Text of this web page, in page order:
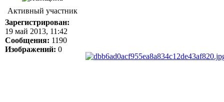
Активный участник
Зарегистрирован:
19 май 2013, 11:42
Сообщения: 1190
Изображений: 0